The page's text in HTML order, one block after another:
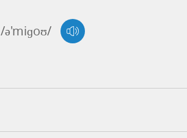
/ə'miɡoʊ/